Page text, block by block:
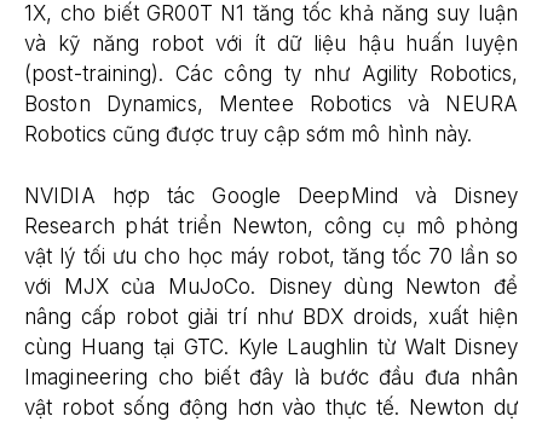
1X, cho biết GR00T N1 tăng tốc khả năng suy luận
và kỹ năng robot với ít dữ liệu hậu huấn luyện
(post-training). Các công ty như Agility Robotics,
Boston Dynamics, Mentee Robotics và NEURA
Robotics cũng được truy cập sớm mô hình này.
NVIDIA hợp tác Google DeepMind và Disney
Research phát triển Newton, công cụ mô phỏng
vật lý tối ưu cho học máy robot, tăng tốc 70 lần so
với MJX của MuJoCo. Disney dùng Newton để
nâng cấp robot giải trí như BDX droids, xuất hiện
cùng Huang tại GTC. Kyle Laughlin từ Walt Disney
Imagineering cho biết đây là bước đầu đưa nhân
vật robot sống động hơn vào thực tế. Newton dự